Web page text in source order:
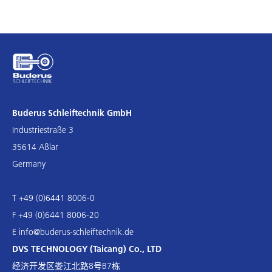
Buderus Schleiftechnik GmbH
Industriestraße 3
35614 Aßlar
Germany
T +49 (0)6441 8006-0
F +49 (0)6441 8006-20
E info@buderus-schleiftechnik.de
DVS TECHNOLOGY (Taicang) Co., LTD
经济开发区娄江北路8号B7栋